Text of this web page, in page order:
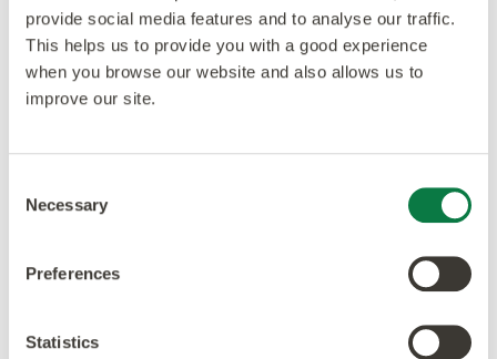
provide social media features and to analyse our traffic.
This helps us to provide you with a good experience
when you browse our website and also allows us to
improve our site.
Selection
Necessary
Preferences
Statistics
Projekt: ab medica bistrò, Italien
projekt
amtico-signature
massgeschneidertes-bodendesign
projekt
Projekt: Radiologie Leinetal,
projekt gesundheitswesen